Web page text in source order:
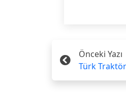
Önceki Yazı
Türk